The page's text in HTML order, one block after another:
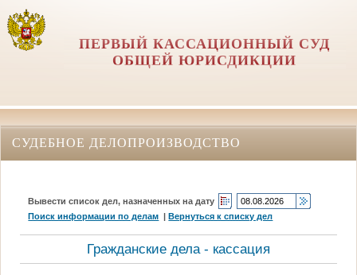
ПЕРВЫЙ КАССАЦИОННЫЙ СУД
ОБЩЕЙ ЮРИСДИКЦИИ
СУДЕБНОЕ ДЕЛОПРОИЗВОДСТВО
Вывести список дел, назначенных на дату
Поиск информации по делам |Вернуться к списку дел
Гражданские дела - кассация